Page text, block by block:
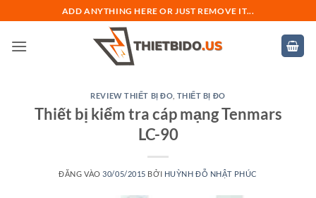
qua
nội
ADD ANYTHING HERE OR JUST REMOVE IT...
REVIEW THIẾT BỊ ĐO THIẾT BỊ ĐO
Thiết bị kiểm tra cáp mạng Tenmars
LC-90
ĐĂNG VÀO 30/05/2015 BỞI HUỲNH ĐỖ NHẬT PHÚC